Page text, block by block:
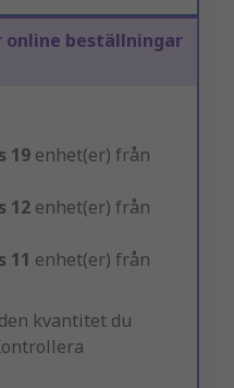
online beställningar
19 enhet(er) från
12 enhet(er) från
11 enhet(er) från
kvantitet du